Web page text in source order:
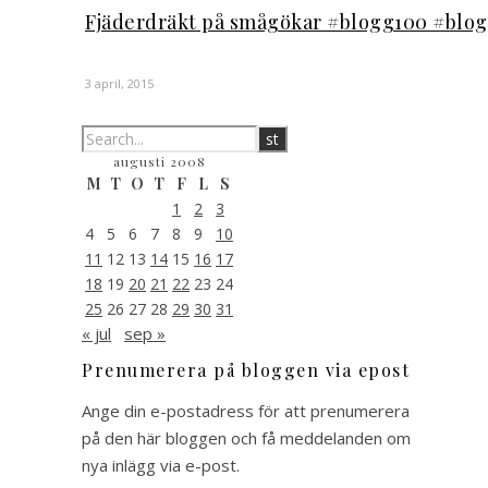
Fjäderdräkt på smågökar #blogg100
3 april, 2015
augusti 2008
M T O T F L
S
1
2
3
4
5 6 7 8 9
10
11 12 13 14 15 16 17
18 19 20 21 22 23 24
25 26 27 28 29 30 31
« jul sep »
Prenumerera på bloggen via epost
Ange din e-postadress för att prenumerera
på den här bloggen och få meddelanden om
nya inlägg via e-post.